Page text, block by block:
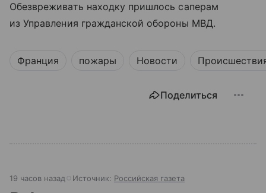
Обезвреживать находку пришлось саперам
из Управления гражданской обороны МВД.
Франция пожары Новости
Поделиться
19 часов назад Источник: Российская газета